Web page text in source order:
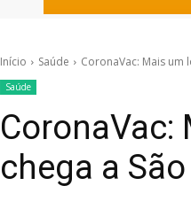
Início Saúde CoronaVac: Mais um
Saúde
CoronaVac:
chega a